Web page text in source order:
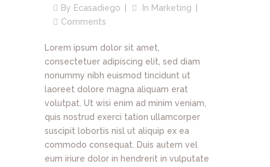
By Ecasadiego In Marketing
Comments
Lorem ipsum dolor sit amet,
consectetuer adipiscing elit, sed diam
nonummy nibh euismod tincidunt ut
laoreet dolore magna aliquam erat
volutpat. Ut wisi enim ad minim veniam,
quis nostrud exerci tation ullamcorper
suscipit lobortis nisl ut aliquip ex ea
commodo consequat. Duis autem vel
eum iriure dolor in hendrerit in vulputate